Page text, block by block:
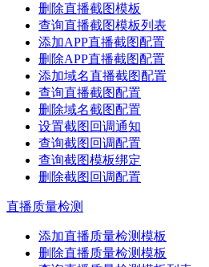
删除直播截图模板
查询直播截图模板列表
添加APP直播截图配置
删除APP直播截图配置
添加域名直播截图配置
查询直播截图配置
删除域名截图配置
设置截图回调通知
查询截图回调配置
查询截图模板绑定
删除截图回调配置
直播质量检测
添加直播质量检测模板
删除直播质量检测模板